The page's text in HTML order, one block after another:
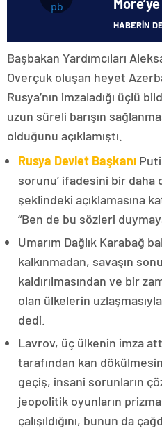
HABERİN
Başbakan Yardımcıları
Overçuk oluşan heyet
Rusya’nın imzaladığı üçlü
uzun süreli barışın
olduğunu açıklamıştı.
Rusya Devlet Başkanı
sorunu’ ifadesini bir daha
şeklindeki açıklamasına
“Ben de bu sözleri
Umarım Dağlık Karabağ
kalkınmadan, savaşın
kaldırılmasından ve bir
olan ülkelerin
dedi.
Lavrov, üç ülkenin imza
tarafından kan
geçiş, insani sorunların
jeopolitik oyunların
çalışıldığını, bunun da